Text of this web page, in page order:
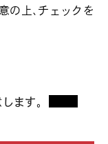
の上、チェックを
ます。